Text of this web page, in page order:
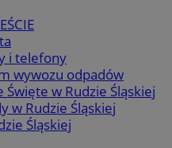
i telefony
wywozu odpadów
Święte w Rudzie Śląskiej
w Rudzie Śląskiej
Śląskiej